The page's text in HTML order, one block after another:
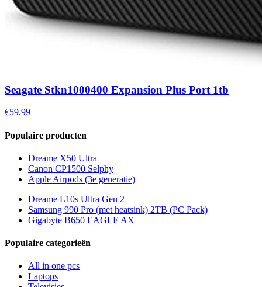
Seagate Stkn1000400 Expansion Plus Port 1tb
€59,99
Populaire producten
Dreame X50 Ultra
Canon CP1500 Selphy
Apple Airpods (3e generatie)
Dreame L10s Ultra Gen 2
Samsung 990 Pro (met heatsink) 2TB (PC Pack)
Gigabyte B650 EAGLE AX
Populaire categorieën
All in one pcs
Laptops